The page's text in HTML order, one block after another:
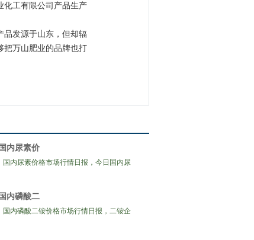
化工有限公司产品生产
发源于山东，但却辐
把万山肥业的品牌也打
内尿素价
尿素价格市场行情日报，今日国内尿
内磷酸二
磷酸二铵价格市场行情日报，二铵企